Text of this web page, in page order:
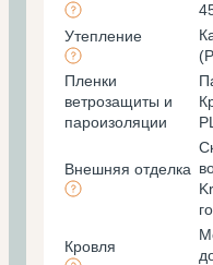
Утепление
Пленки
ветрозащиты и
пароизоляции
Внешняя отделка
Кровля